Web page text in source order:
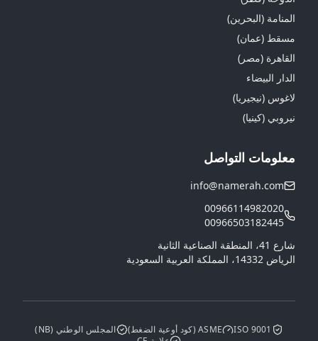
المنامة (البحرين)
مسقط (عمان)
القاهرة (مصر)
الدار البيضاء
لاغوس (نيجيريا)
نيروبي (كينيا)
معلومات التواصل
info@namerah.com
00966114982020
00966503182445
شارع 41، المنطقة الصناعية الثانية
الرياض 14332، المملكة العربية السعودية
ISO 9001 ASME (كود أوعية الضغط)
المجلس الوطني (NB)